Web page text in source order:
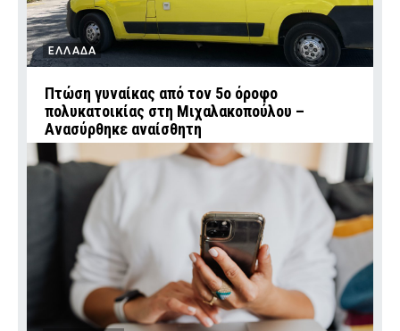
ΕΛΛΑΔΑ
Πτώση γυναίκας από τον 5ο όροφο
πολυκατοικίας στη Μιχαλακοπούλου –
Ανασύρθηκε αναίσθητη